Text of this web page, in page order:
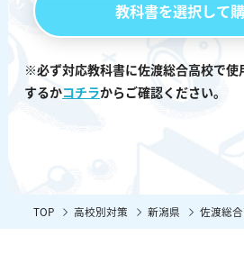
教科書を選択して
※必ず対応教科書に佐渡総合高校で使
するかコチラからご確認ください。
TOP 高校別対策 新潟県 佐渡総